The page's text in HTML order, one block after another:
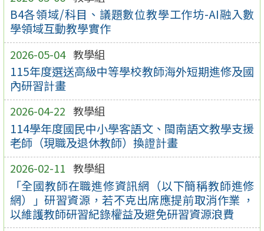
B4各領域/科目、議題數位教學工作坊-AI融入數
學領域互動教學實作
2026-05-04 教學組
115年度選送高級中等學校教師海外短期進修及國
內研習計畫
2026-04-22 教學組
114學年度國民中小學客語文、閩南語文教學支援
老師（現職及退休教師）換證計畫
2026-02-11 教學組
「全國教師在職進修資訊網（以下簡稱教師進修
網）」研習資源，若不克出席應提前取消作業 ，
以維護教師研習紀錄權益及避免研習資源浪費